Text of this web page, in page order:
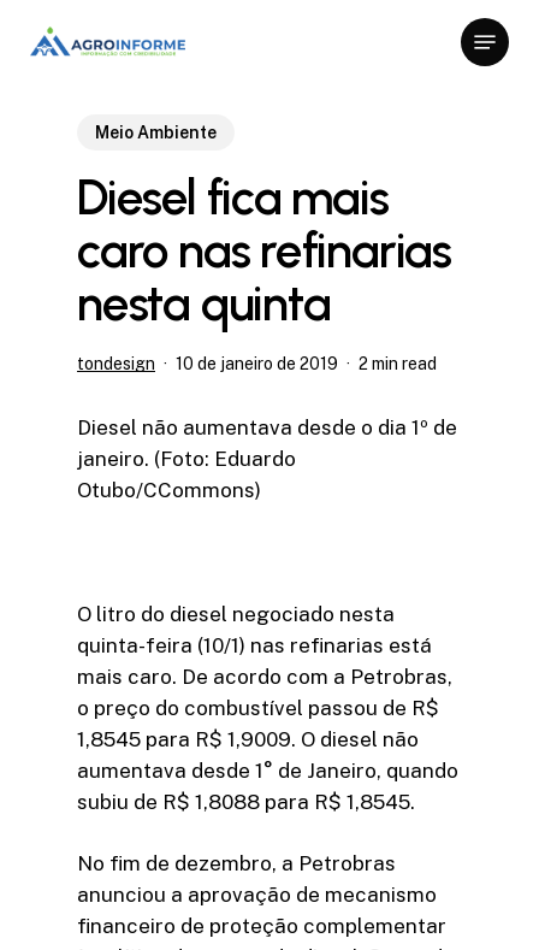
Menu
Meio Ambiente
Diesel fica mais
caro nas refinarias
nesta quinta
tondesign 10 de janeiro de 2019 2 min read
Diesel não aumentava desde o dia 1º de
janeiro. (Foto: Eduardo
Otubo/CCommons)
O litro do diesel negociado nesta
quinta-feira (10/1) nas refinarias está
mais caro. De acordo com a Petrobras,
o preço do combustível passou de R$
1,8545 para R$ 1,9009. O diesel não
aumentava desde 1° de Janeiro, quando
subiu de R$ 1,8088 para R$ 1,8545.
No fim de dezembro, a Petrobras
anunciou a aprovação de mecanismo
financeiro de proteção complementar